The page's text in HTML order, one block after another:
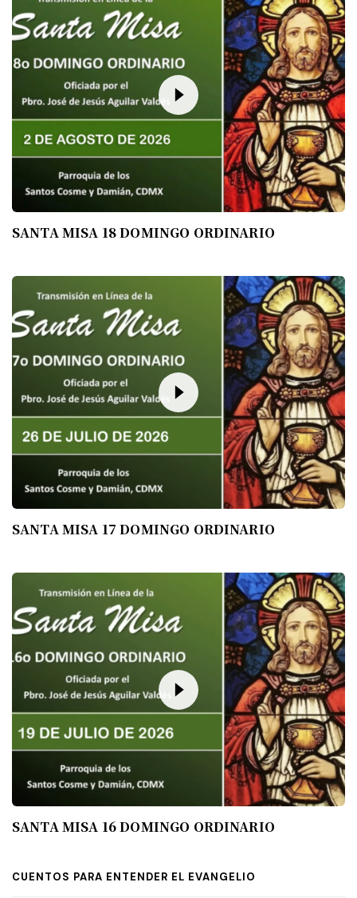
SANTA MISA 18 DOMINGO ORDINARIO
SANTA MISA 17 DOMINGO ORDINARIO
SANTA MISA 16 DOMINGO ORDINARIO
CUENTOS PARA ENTENDER EL EVANGELIO